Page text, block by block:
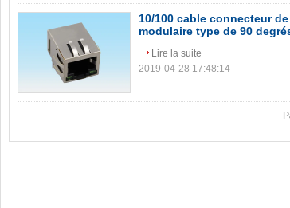
10/100 cable connecteur
modulaire type de 90
Lire la suite
2019-04-28 17:48:14